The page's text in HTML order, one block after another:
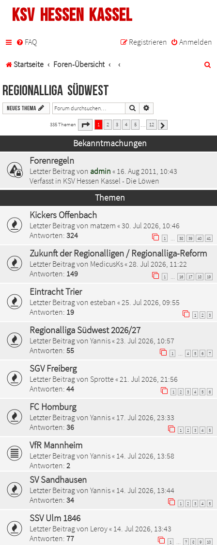
KSV Hessen Kassel
FAQ Anmelden
Registrieren
Startseite Foren-Übersicht
Regionalliga Südwest
Neues Thema Suche
335 Themen Seite von 12
1 2 3 4 5 12
Bekanntmachungen
Forenregeln
Letzter Beitrag von admin « 16. Aug 2011, 10:43
Verfasst in KSV Hessen Kassel - Die Löwen
Themen
Kickers Offenbach
Letzter Beitrag von matzem «30. Jul 2026, 10:46
Antworten: 324 1 38 39 40 41
Zukunft der Regionalligen / Regionalliga-Reform
Letzter Beitrag von MedicusKs« 28. Jul 2026, 11:22
Antworten: 149 1 16 17 18 19
Eintracht Trier
Letzter Beitrag von esteban « 25. Jul 2026, 09:55
Antworten: 19 1 2 3
Regionalliga Südwest 2026/27
Letzter Beitrag von Yannis« 23. Jul 2026, 10:57
Antworten: 55 1 4 5 6 7
SGV Freiberg
Letzter Beitrag von Sprotte «21. Jul 2026, 21:56
Antworten: 44 1 2 3 4 5 6
FC Homburg
Letzter Beitrag von Yannis« 17. Jul 2026, 23:33
Antworten: 36 1 2 3 4 5
VfR Mannheim
Letzter Beitrag von Yannis« 14. Jul 2026, 13:58
Antworten: 2
SV Sandhausen
Letzter Beitrag von Yannis« 14. Jul 2026, 13:44
Antworten: 34 1 2 3 4 5
SSV Ulm 1846
Letzter Beitrag von Leroy« 14. Jul 2026, 13:43
Antworten: 77 1 7 8 9 10